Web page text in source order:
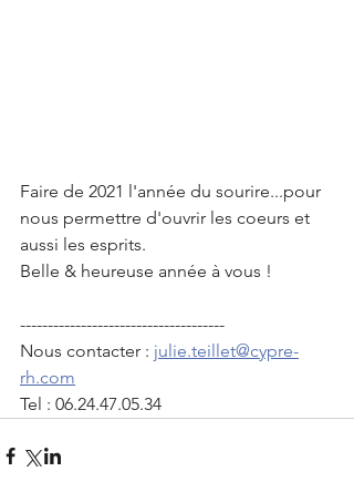
Faire de 2021 l'année du sourire...pour
nous permettre d'ouvrir les coeurs et
aussi les esprits.
Belle & heureuse année à vous !
-------------------------------------
Nous contacter : julie.teillet@cypre-
rh.com
Tel : 06.24.47.05.34